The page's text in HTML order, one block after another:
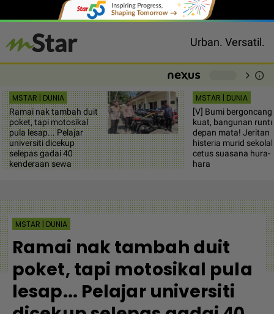
Urban. Versatil.
chevron_right info
MSTAR | DUNIA
Ramai nak tambah duit
poket, tapi motosikal
pula lesap... Pelajar
universiti dicekup
selepas gadai 40
kenderaan sewa
MSTAR | DUNIA
[V] Bumi bergoncang
kuat, bangunan
depan mata! Jeritan
histeria murid
cetus suasana hura-
hara
MSTAR | DUNIA
Ramai nak tambah duit
poket, tapi motosikal pula
lesap... Pelajar universiti